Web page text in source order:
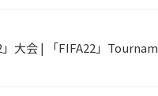
」大会 | 「FIFA22」